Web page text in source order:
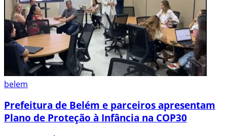
belem
Prefeitura de Belém e parceiros apresentam
Plano de Proteção à Infância na COP30